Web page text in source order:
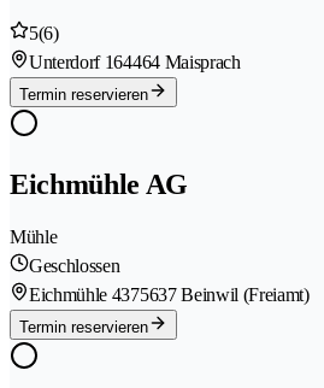
5(6)
Unterdorf 164464 Maisprach
Termin reservieren
Eichmühle AG
Mühle
Geschlossen
Eichmühle 4375637 Beinwil (Freiamt)
Termin reservieren